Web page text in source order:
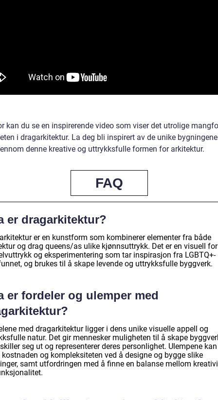
kan du se en inspirerende video som viser det utrolige
i dragarkitektur. La deg bli inspirert av de unike
denne kreative og uttrykksfulle formen for arkitektur.
FAQ
er dragarkitektur?
er en kunstform som kombinerer elementer fra både
og drag queens/as ulike kjønnsuttrykk. Det er en visuell
og eksperimentering som tar inspirasjon fra LGBTQ+-
og brukes til å skape levende og uttrykksfulle byggverk.
er fordeler og ulemper med
med dragarkitektur ligger i dens unike visuelle appell og
natur. Det gir mennesker muligheten til å skape
seg ut og representerer deres personlighet. Ulempene kan
og kompleksiteten ved å designe og bygge slike
samt utfordringen med å finne en balanse mellom